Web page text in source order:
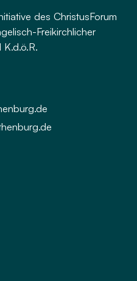
des ChristusForum
Freikirchlicher